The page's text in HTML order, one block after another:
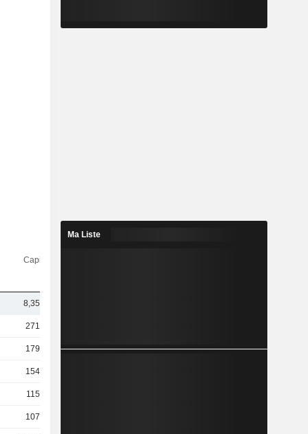
Capi.($)
8,35 Md
271 Md
179 Md
154 Md
115 Md
107 Md
Ma Liste